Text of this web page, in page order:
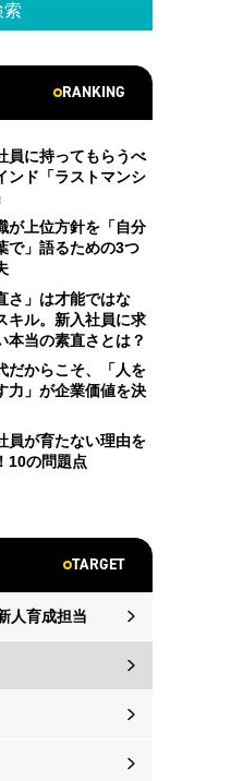
RANKING
員に持ってもらうべ
ンド「ラストマンシ
が上位方針を「自分
で」語るための3つ
さ」は才能ではな
キル。新入社員に求
本当の素直さとは？
だからこそ、「人を
力」が企業価値を決
員が育たない理由を
10の問題点
TARGET
人育成担当